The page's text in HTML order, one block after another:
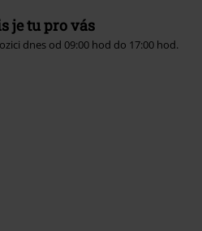
jen 4 týdny. Nelze kombinovat s jinými
Nevztahuje se na média, knihy,